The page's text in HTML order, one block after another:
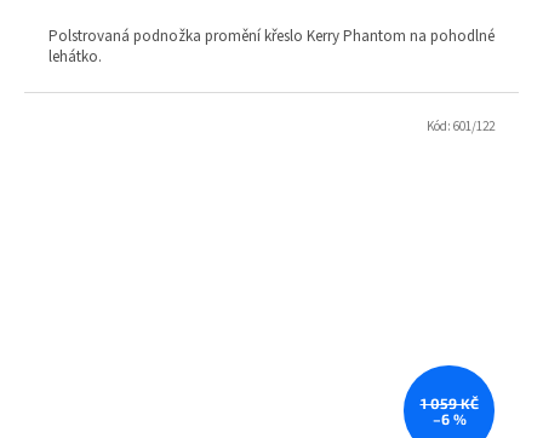
Polstrovaná podnožka promění křeslo Kerry Phantom na pohodlné
lehátko.
1 059 KČ
–6 %
Kód: 601/122